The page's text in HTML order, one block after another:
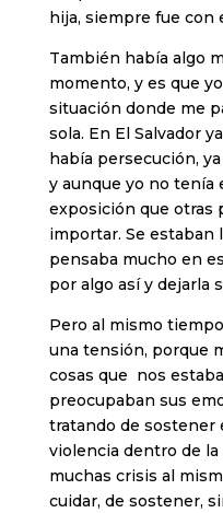
hija, siempre fue con
También había algo
momento, y es que
situación donde me
sola. En El Salvador
había persecución,
y aunque yo no tenía
exposición que otras
importar. Se estaban
pensaba mucho en
por algo así y dejarla
Pero al mismo
una tensión, porque
cosas que nos
preocupaban sus
tratando de sostener
violencia dentro de la
muchas crisis al
cuidar, de sostener,